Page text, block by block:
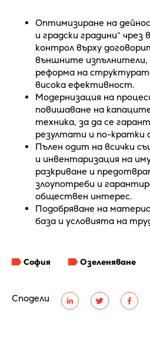
Сподели
Оптимизиране на
и градски градини“
контрол върху
външните
реформа на
висока ефективност.
Модернизация на
повишаване на
техника, за да се
резултати и по-кратки
Пълен одит на всички
и инвентаризация на
разкриване и
злоупотреби и
обществен интерес.
Подобряване на
база и условията на
София Озеленяване